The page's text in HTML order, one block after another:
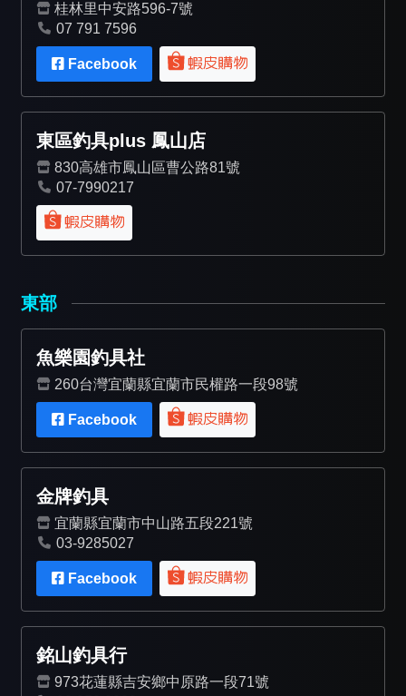
桂林里中安路596-7號
07 791 7596
Facebook
東區釣具plus 鳳山店
830高雄市鳳山區曹公路81號
07-7990217
東部
魚樂園釣具社
260台灣宜蘭縣宜蘭市民權路一段98號
Facebook
金牌釣具
宜蘭縣宜蘭市中山路五段221號
03-9285027
Facebook
銘山釣具行
973花蓮縣吉安鄉中原路一段71號